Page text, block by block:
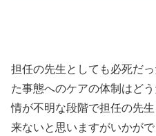
担任の先生としても必死だ
た事態へのケアの体制はど
情が不明な段階で担任の先
来ないと思いますがいかがで